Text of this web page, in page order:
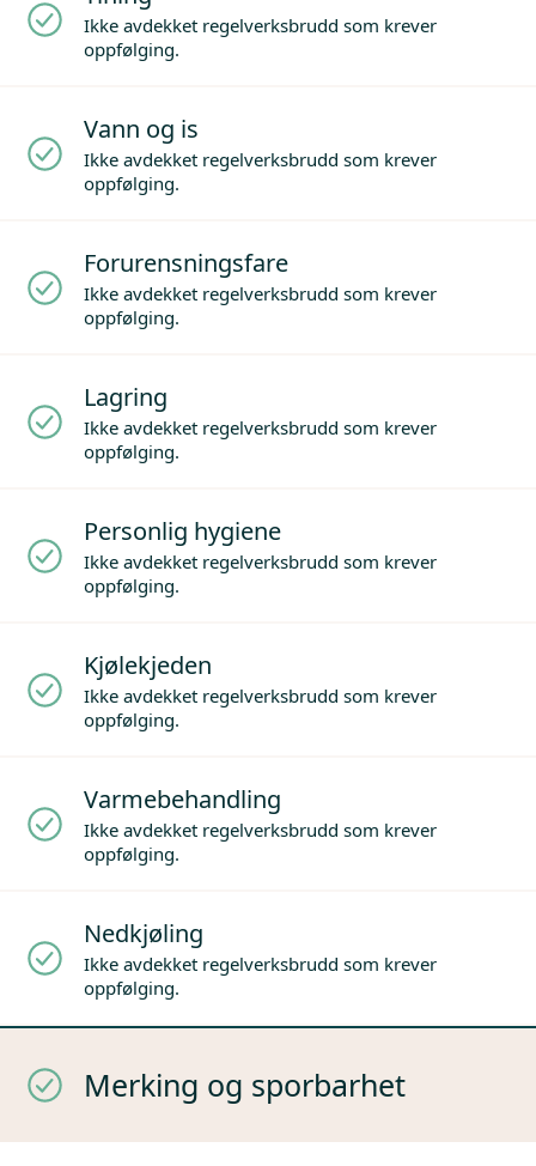
Ikke avdekket regelverksbrudd som krever
oppfølging.
Vann og is
Ikke avdekket regelverksbrudd som krever
oppfølging.
Forurensningsfare
Ikke avdekket regelverksbrudd som krever
oppfølging.
Lagring
Ikke avdekket regelverksbrudd som krever
oppfølging.
Personlig hygiene
Ikke avdekket regelverksbrudd som krever
oppfølging.
Kjølekjeden
Ikke avdekket regelverksbrudd som krever
oppfølging.
Varmebehandling
Ikke avdekket regelverksbrudd som krever
oppfølging.
Nedkjøling
Ikke avdekket regelverksbrudd som krever
oppfølging.
Merking og sporbarhet